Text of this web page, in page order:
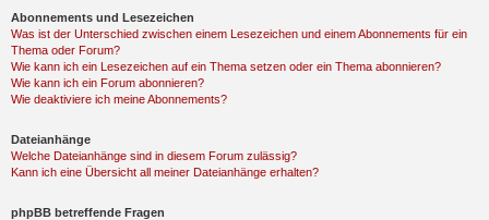
Abonnements und Lesezeichen
Was ist der Unterschied zwischen einem Lesezeichen und einem Abonnements für ein
Thema oder Forum?
Wie kann ich ein Lesezeichen auf ein Thema setzen oder ein Thema abonnieren?
Wie kann ich ein Forum abonnieren?
Wie deaktiviere ich meine Abonnements?
Dateianhänge
Welche Dateianhänge sind in diesem Forum zulässig?
Kann ich eine Übersicht all meiner Dateianhänge erhalten?
phpBB betreffende Fragen